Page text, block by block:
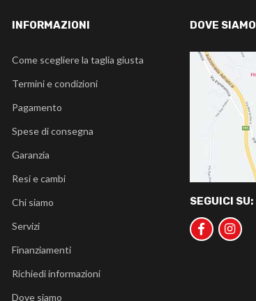
INFORMAZIONI
Come scegliere la taglia giusta
Termini e condizioni
Pagamento
Spese di consegna
Garanzia
Resi e cambi
Chi siamo
Servizi
Finanziamenti
Richiedi informazioni
Dove siamo
DOVE SIAMO
SEGUICI SU: